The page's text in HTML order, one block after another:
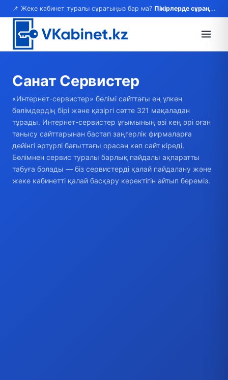
📌 Жеке кабинет туралы сұрағыңыз бар ма? Пікірлерде сұраңыз — жауап береміз!
Санат Сервистер
«Интернет-сервистер» бөлімі сайттағы ең үлкен
бөлімдердің бірі және қазіргі сәтте 321 мақаладан
тұрады. Интернет-сервистер ұғымының өзі кең әрі оған
танысу сайттарынан бастап заңгерлік фирмаларға
дейінгі әртүрлі бағыттағы орасан көп сайт кіреді.
Бөлімнен сервис туралы барлық пайдалы ақпаратты
табуға болады — біз сервистерді қалай пайдалану және
жеке кабинетті қалай басқару керектігін айтып береміз.